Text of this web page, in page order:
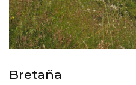
Bretaña